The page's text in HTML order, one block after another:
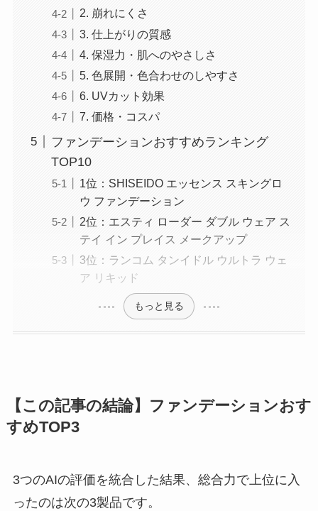
2. 崩れにくさ
3. 仕上がりの質感
4. 保湿力・肌へのやさしさ
5. 色展開・色合わせのしやすさ
6. UVカット効果
7. 価格・コスパ
ファンデーションおすすめランキング
TOP10
1位：SHISEIDO エッセンス スキングロ
ウ ファンデーション
2位：エスティ ローダー ダブル ウェア ス
テイ イン プレイス メークアップ
3位：ランコム タンイドル ウルトラ ウェ
ア リキッド
もっと見る
【この記事の結論】ファンデーションおす
すめTOP3
3つのAIの評価を統合した結果、総合力で上位に入
ったのは次の3製品です。